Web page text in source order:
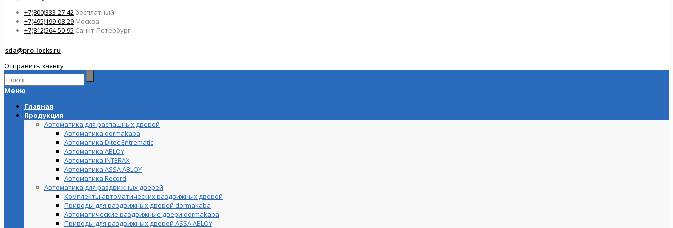
+7(800)333-27-42 бесплатный
+7(495)199-08-29 Москва
+7(812)564-50-95 Санкт-Петербург
sda@pro-locks.ru
Отправить заявку
Меню
Главная
Продукция
Автоматика для распашных дверей
Автоматика dormakaba
Автоматика Ditec Entrematic
Автоматика ABLOY
Автоматика INTERAX
Автоматика ASSA ABLOY
Автоматика Record
Автоматика для раздвижных дверей
Комплекты автоматических раздвижных дверей
Приводы для раздвижных дверей dormakaba
Автоматические раздвижные двери dormakaba
Приводы для раздвижных дверей ASSA ABLOY